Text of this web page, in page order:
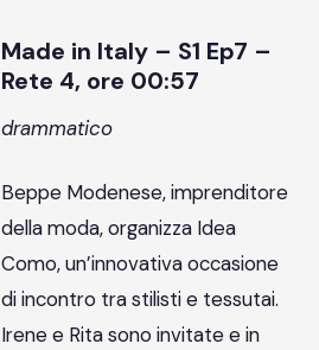
Made in Italy – S1 Ep7 –
Rete 4, ore 00:57
drammatico
Beppe Modenese, imprenditore
della moda, organizza Idea
Como, un’innovativa occasione
di incontro tra stilisti e tessutai.
Irene e Rita sono invitate e in